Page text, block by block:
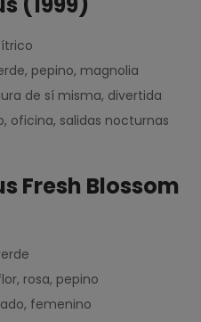
pepino, magnolia
de sí misma, divertida
oficina, salidas nocturnas
Fresh Blossom
rosa, pepino
femenino